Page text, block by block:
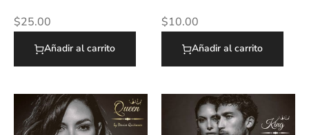
$25.00
Añadir al carrito
$10.00
Añadir al carrito